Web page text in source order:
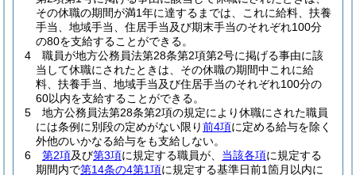
その休職の期間が満1年に達するまでは、これに給料、扶養
手当、地域手当、住居手当及び期末手当のそれぞれ100分
の80を支給することができる。
4
職員が地方公務員法第28条第2項第2号に掲げる事由に該
当して休職にされたときは、その休職の期間中これに給
料、扶養手当、地域手当及び住居手当のそれぞれ100分の
60以内を支給することができる。
5
地方公務員法第28条第2項の規定により休職にされた職員
には条例に別段の定めがない限り前4項に定める給与を除く
外他のいかなる給与をも支給しない。
6
第2項及び第3項に規定する職員が、 当該各項に規定する
期間内で第14条の4第1項に規定する基準日前1箇月以内に